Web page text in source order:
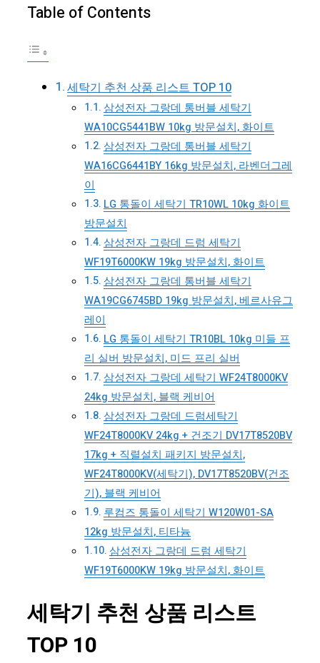
Table of Contents
세탁기 추천 상품 리스트 TOP 10
삼성전자 그랑데 통버블 세탁기
WA10CG5441BW 10kg 방문설치, 화이트
삼성전자 그랑데 통버블 세탁기
WA16CG6441BY 16kg 방문설치, 라벤더그레
이
LG 통돌이 세탁기 TR10WL 10kg 화이트
방문설치
삼성전자 그랑데 드럼 세탁기
WF19T6000KW 19kg 방문설치, 화이트
삼성전자 그랑데 통버블 세탁기
WA19CG6745BD 19kg 방문설치, 베르사유그
레이
LG 통돌이 세탁기 TR10BL 10kg 미들 프
리 실버 방문설치, 미드 프리 실버
삼성전자 그랑데 세탁기 WF24T8000KV
24kg 방문설치, 블랙 케비어
삼성전자 그랑데 드럼세탁기
WF24T8000KV 24kg + 건조기 DV17T8520BV
17kg + 직렬설치 패키지 방문설치,
WF24T8000KV(세탁기), DV17T8520BV(건조
기), 블랙 케비어
루컴즈 통돌이 세탁기 W120W01-SA
12kg 방문설치, 티타늄
삼성전자 그랑데 드럼 세탁기
WF19T6000KW 19kg 방문설치, 화이트
세탁기 추천 상품 리스트
TOP 10